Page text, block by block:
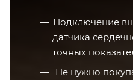
Подключение
датчика
точных
Не нужно